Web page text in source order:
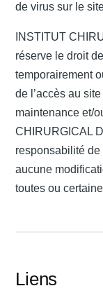
de virus sur le
INSTITUT
réserve le droit
temporairement
de l’accès au
maintenance et/
CHIRURGICAL
responsabilité
aucune
toutes ou
Liens